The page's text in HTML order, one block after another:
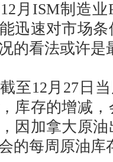
ISM制造业
迅速对市场
的看法或许是
12月27日当
库存的增减
因加拿大原
的每周原油库